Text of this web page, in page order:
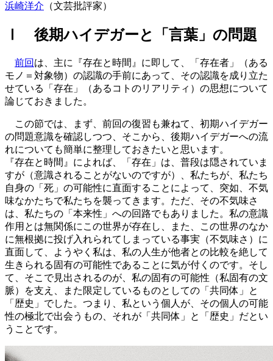
浜崎洋介 （文芸批評家）
Ⅰ 後期ハイデガーと「言葉」の問題
前回 は、主に『存在と時間』に即して、「存在者」（ある
モノ＝対象物）の認識の手前にあって、その認識を成り立た
せている「存在」（あるコトのリアリティ）の思想について
論じておきました。
この節では、まず、前回の復習も兼ねて、初期ハイデガー
の問題意識を確認しつつ、そこから、後期ハイデガーへの流
れについても簡単に整理しておきたいと思います。
『存在と時間』によれば、「存在」は、普段は隠されていま
すが（意識されることがないのですが）、私たちが、私たち
自身の「死」の可能性に直面することによって、突如、不気
味なかたちで私たちを襲ってきます。ただ、その不気味さ
は、私たちの「本来性」への回路でもありました。私の意識
作用とは無関係にこの世界が存在し、また、この世界のなか
に無根拠に投げ入れられてしまっている事実（不気味さ）に
直面して、ようやく私は、私の人生が他者との比較を絶して
生きられる固有の可能性であることに気が付くのです。そし
て、そこで見出されるのが、私の固有の可能性（私固有の文
脈）を支え、また限定しているものとしての「共同体」と
「歴史」でした。つまり、私という個人が、その個人の可能
性の極北で出会うもの、それが「共同体」と「歴史」だとい
うことです。